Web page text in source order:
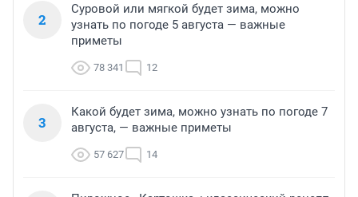
2
Суровой или мягкой будет зима, можно
узнать по погоде 5 августа — важные
приметы
78 341 12
3
Какой будет зима, можно узнать по погоде 7
августа, — важные приметы
57 627 14